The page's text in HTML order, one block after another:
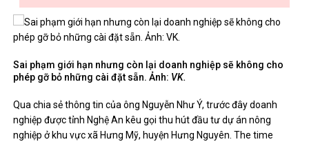
Sai phạm giới hạn nhưng còn lại doanh nghiệp sẽ không cho
phép gỡ bỏ những cài đặt sẵn. Ảnh: VK.
Qua chia sẻ thông tin của ông Nguyễn Như Ý, trước đây doanh
nghiệp được tỉnh Nghệ An kêu gọi thu hút đầu tư dự án nông
nghiệp ở khu vực xã Hưng Mỹ, huyện Hưng Nguyên. The time